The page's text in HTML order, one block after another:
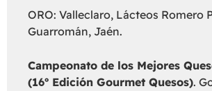
ORO: Valleclaro, Lácteos Romero
Guarromán, Jaén.
Campeonato de los Mejores
(16º Edición Gourmet Quesos).